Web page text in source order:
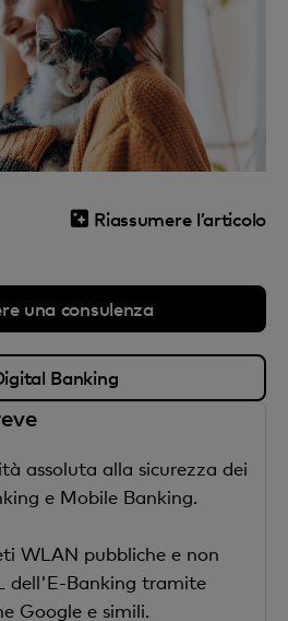
Riassumere l’articolo
una consulenza
Banking
assoluta alla sicurezza dei
e Mobile Banking.
WLAN pubbliche e non
dell'E-Banking tramite
Google e simili.